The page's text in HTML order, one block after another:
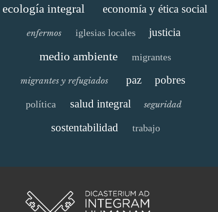
ecología integral economía y ética social
enfermos iglesias locales justicia
medio ambiente migrantes
migrantes y refugiados paz pobres
política salud integral seguridad
sostentabilidad trabajo